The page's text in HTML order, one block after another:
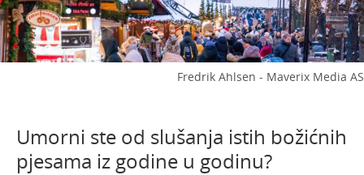
Fredrik Ahlsen - Maverix Media AS
Umorni ste od slušanja istih božićnih
pjesama iz godine u godinu?